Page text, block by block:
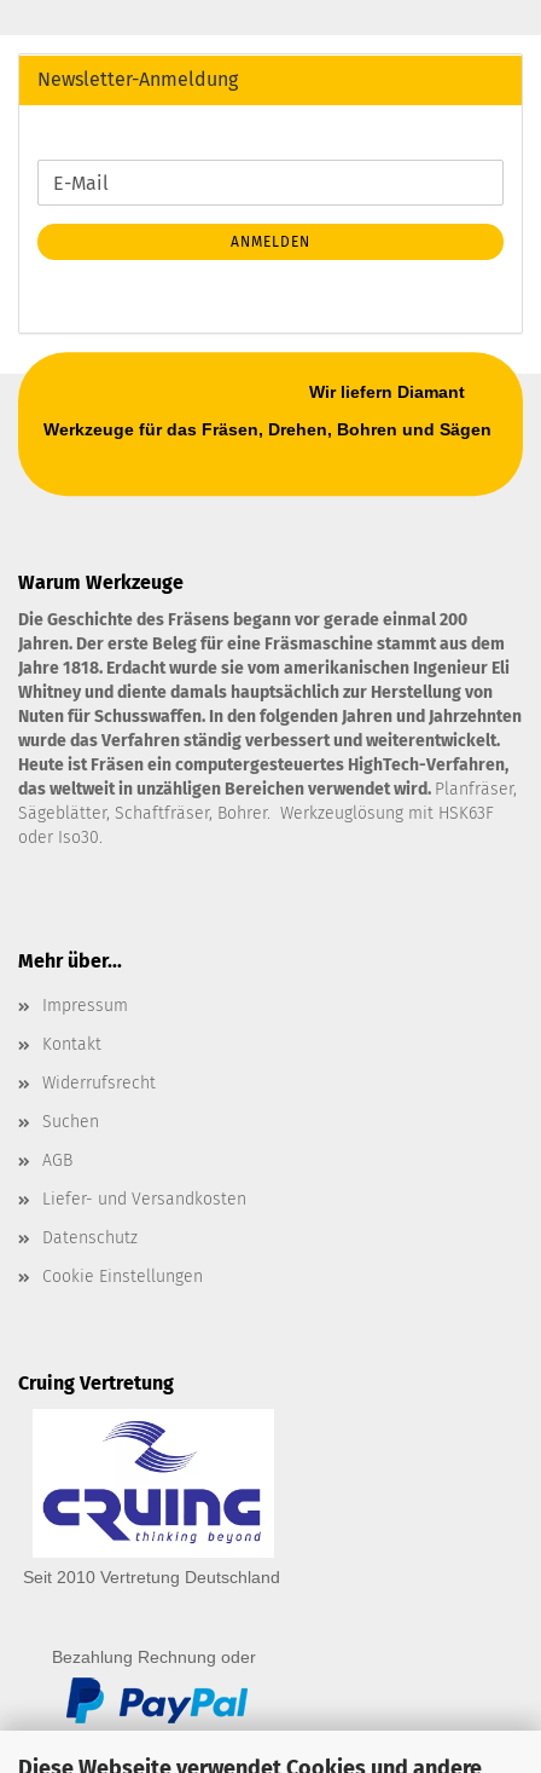
Diese Webseite verwendet Cookies und andere
Newsletter-Anmeldung
WEITER
ZUR
NEWSLETTER-
ANMELDUNG
E-
Mail
ANMELDEN
Wir liefern Diamant
Werkzeuge für das Fräsen, Drehen, Bohren und Sägen
Warum Werkzeuge
Die Geschichte des Fräsens begann vor gerade einmal 200
Jahren. Der erste Beleg für eine Fräsmaschine stammt aus dem
Jahre 1818. Erdacht wurde sie vom amerikanischen Ingenieur Eli
Whitney und diente damals hauptsächlich zur Herstellung von
Nuten für Schusswaffen. In den folgenden Jahren und Jahrzehnten
wurde das Verfahren ständig verbessert und weiterentwickelt.
Heute ist Fräsen ein computergesteuertes HighTech-Verfahren,
das weltweit in unzähligen Bereichen verwendet wird. Planfräser,
Sägeblätter, Schaftfräser, Bohrer. Werkzeuglösung mit HSK63F
oder Iso30.
Mehr über...
Impressum
Kontakt
Widerrufsrecht
Suchen
AGB
Liefer- und Versandkosten
Datenschutz
Cookie Einstellungen
Cruing Vertretung
Seit 2010 Vertretung Deutschland
Bezahlung Rechnung oder